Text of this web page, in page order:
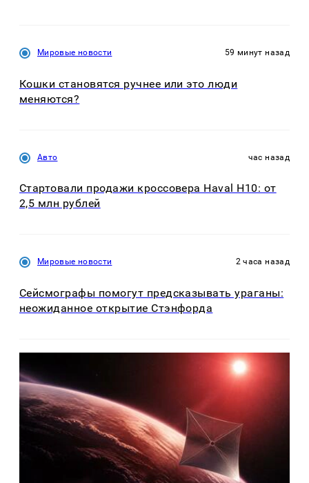
Мировые новости 59 минут назад
Кошки становятся ручнее или это люди
меняются?
Авто час назад
Стартовали продажи кроссовера Haval H10: от
2,5 млн рублей
Мировые новости 2 часа назад
Сейсмографы помогут предсказывать ураганы:
неожиданное открытие Стэнфорда